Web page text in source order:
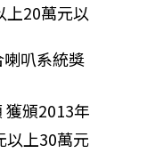
20萬元以
叭系統獎
頒2013年
以上30萬元